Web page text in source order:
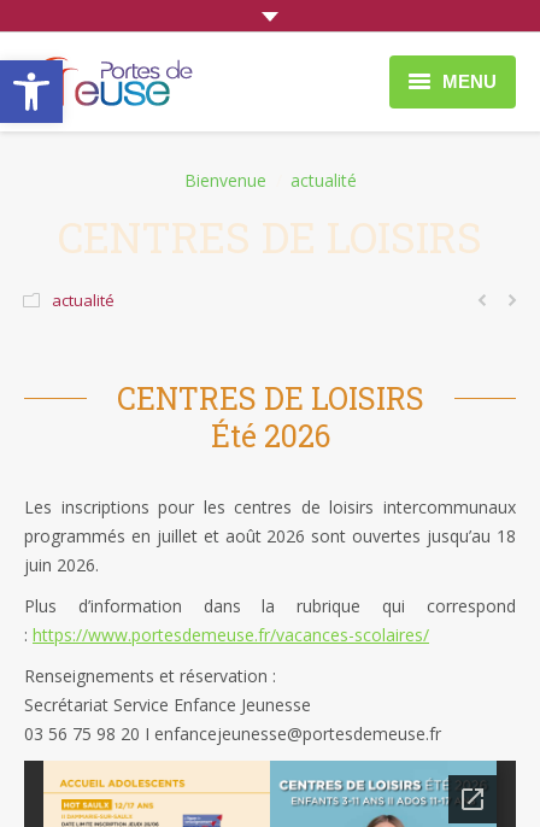
Ouvrir la barre d’outils MENU
Entreprendre
Bienvenue actualité
CENTRES DE LOISIRS
actualité
CENTRES DE LOISIRS
Été 2026
Les inscriptions pour les centres de loisirs intercommunaux
programmés en juillet et août 2026 sont ouvertes jusqu’au 18
juin 2026.
Plus d’information dans la rubrique qui correspond
: https://www.portesdemeuse.fr/vacances-scolaires/
Renseignements et réservation :
Secrétariat Service Enfance Jeunesse
03 56 75 98 20 I enfancejeunesse@portesdemeuse.fr